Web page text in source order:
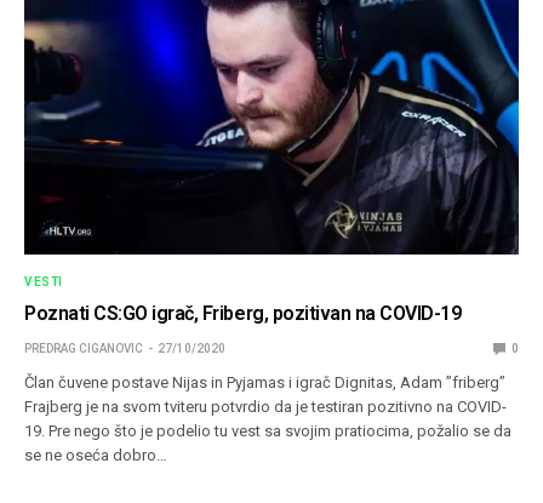
VESTI
Poznati CS:GO igrač, Friberg, pozitivan na COVID-19
PREDRAG CIGANOVIC 27/10/2020 0
Član čuvene postave Nijas in Pyjamas i igrač Dignitas, Adam ”friberg”
Frajberg je na svom tviteru potvrdio da je testiran pozitivno na COVID-
19. Pre nego što je podelio tu vest sa svojim pratiocima, požalio se da
se ne oseća dobro…